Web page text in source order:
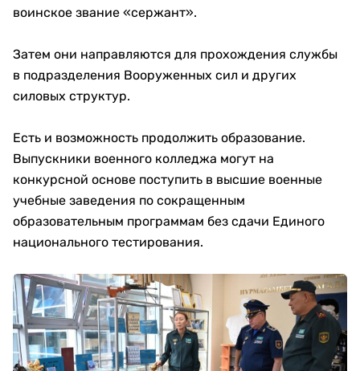
воинское звание «сержант».
Затем они направляются для прохождения службы
в подразделения Вооруженных сил и других
силовых структур.
Есть и возможность продолжить образование.
Выпускники военного колледжа могут на
конкурсной основе поступить в высшие военные
учебные заведения по сокращенным
образовательным программам без сдачи Единого
национального тестирования.